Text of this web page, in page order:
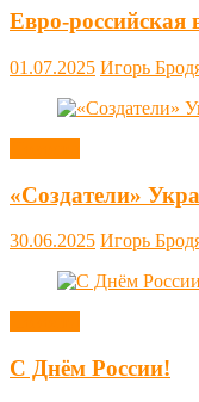
Евро-российская
01.07.2025 Игорь
«Создатели»
30.06.2025 Игорь
С Днём России!